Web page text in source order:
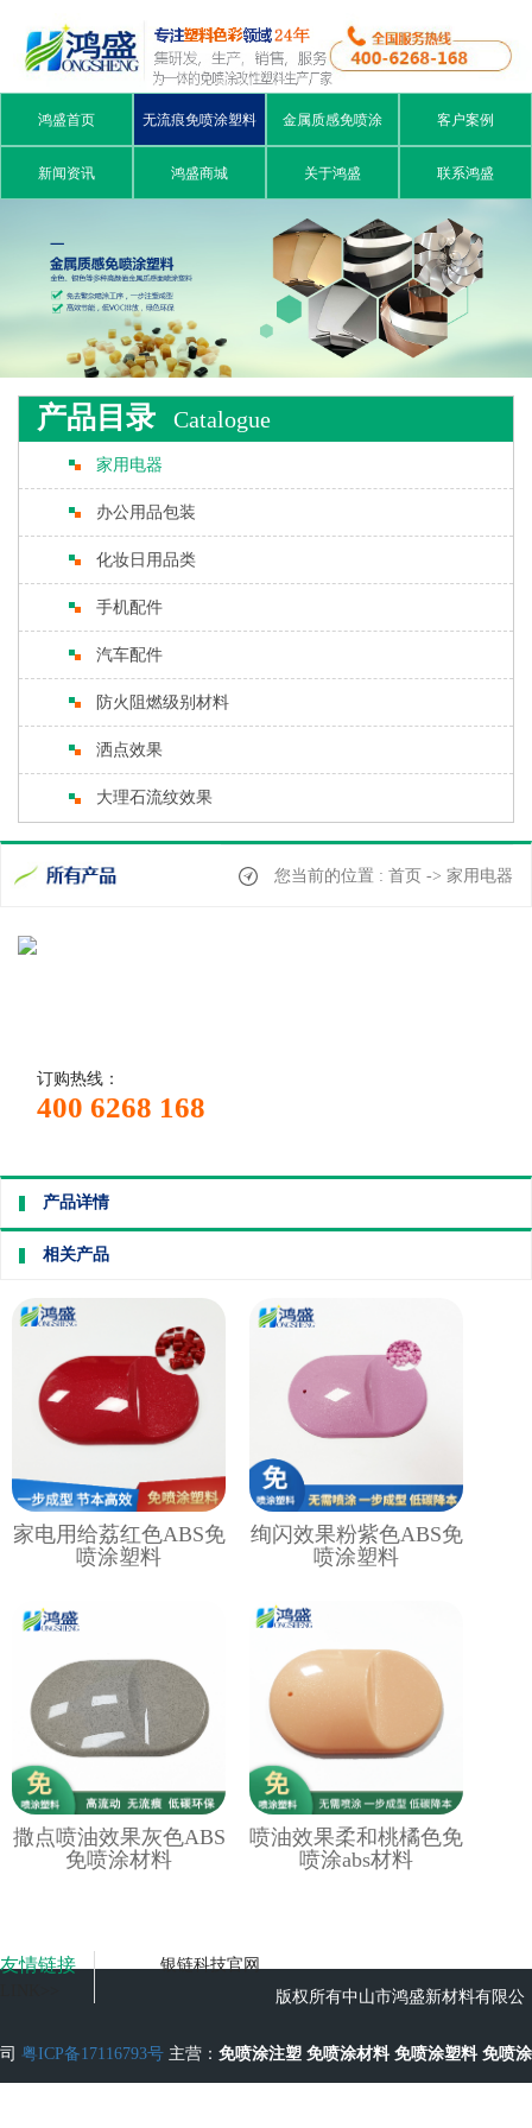
鸿盛首页 无流痕免喷涂塑料 金属质感免喷涂 客户案例
新闻资讯 鸿盛商城 关于鸿盛 联系鸿盛
产品目录 Catalogue
家用电器
办公用品包装
化妆日用品类
手机配件
汽车配件
防火阻燃级别材料
洒点效果
大理石流纹效果
您当前的位置 : 首页 -> 家用电器
订购热线：
400 6268 168
产品详情
相关产品
家电用给荔红色ABS免
喷涂塑料
绚闪效果粉紫色ABS免
喷涂塑料
撒点喷油效果灰色ABS
免喷涂材料
喷油效果柔和桃橘色免
喷涂abs材料
友情链接
银链科技官网
版权所有中山市鸿盛新材料有限公
司 粤ICP备17116793号 主营： 免喷涂注塑 免喷涂材料 免喷涂塑料 免喷涂